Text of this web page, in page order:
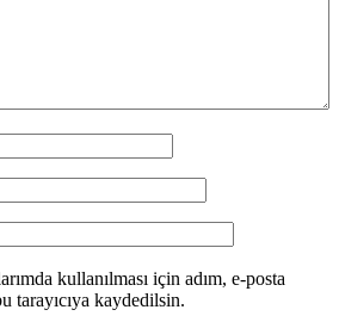
kullanılması için adım, e-posta
tarayıcıya kaydedilsin.